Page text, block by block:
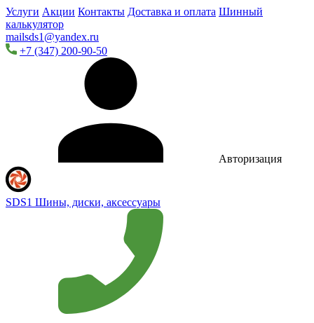
Услуги Акции Контакты Доставка и оплата Шинный
калькулятор
mailsds1@yandex.ru
+7 (347) 200-90-50
Авторизация
SDS1 Шины, диски, аксессуары